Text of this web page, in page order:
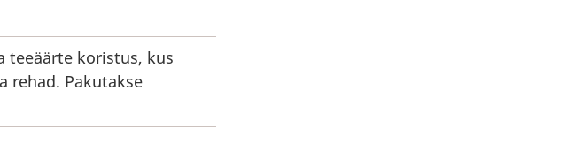
teeäärte koristus, kus
rehad. Pakutakse